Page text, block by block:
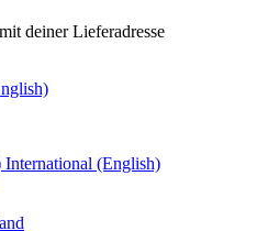
deiner Lieferadresse
International (English)